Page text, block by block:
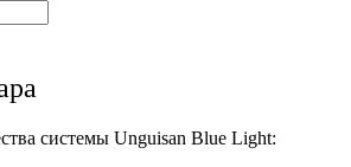
системы Unguisan Blue Light: